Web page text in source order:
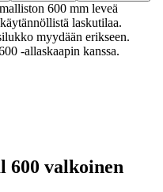
600 mm leveä
laskutilaa.
myydään erikseen.
-allaskaapin kanssa.
600 valkoinen